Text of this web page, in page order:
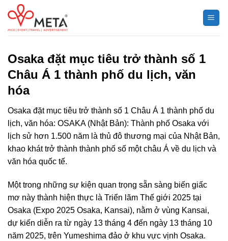
Chuyển
đến
nội
Osaka đặt mục tiêu trở thành số 1
Châu Á 1 thành phố du lịch, văn
hóa
Osaka đặt mục tiêu trở thành số 1 Châu Á 1 thành phố du
lịch, văn hóa: OSAKA (Nhật Bản): Thành phố Osaka với
lịch sử hơn 1.500 năm là thủ đô thương mại của Nhật Bản,
khao khát trở thành thành phố số một châu Á về du lịch và
văn hóa quốc tế.
Một trong những sự kiện quan trọng sẵn sàng biến giấc
mơ này thành hiện thực là Triển lãm Thế giới 2025 tại
Osaka (Expo 2025 Osaka, Kansai), nằm ở vùng Kansai,
dự kiến diễn ra từ ngày 13 tháng 4 đến ngày 13 tháng 10
năm 2025, trên Yumeshima đảo ở khu vực vịnh Osaka.